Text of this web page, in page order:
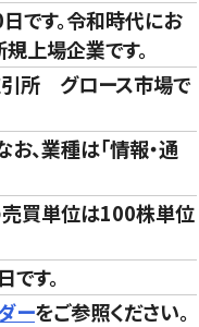
です。令和時代にお
上場企業です。
所 グロース市場で
お、業種は「情報・通
買単位は100株単位
す。
ーをご参照ください。